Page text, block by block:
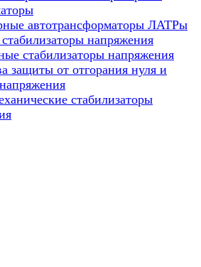
автотрансформаторы ЛАТРы
напряжения
стабилизаторы напряжения
защиты от отгорания нуля и
стабилизаторы